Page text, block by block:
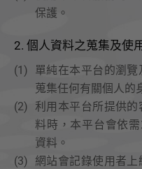
服務據點
保護。
2. 個人資料之蒐集及使
(1)
單純在本平台的瀏
蒐集任何有關個人的
(2)
利用本平台所提供
料時，本平台會依
資料。
(3)
網站會記錄使用者